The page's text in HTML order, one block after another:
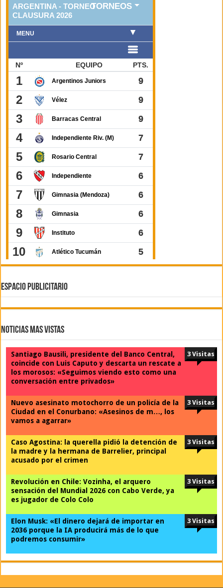
ESPACIO PUBLICITARIO
Noticias Mas Vistas
Santiago Bausili, presidente del Banco Central,
coincide con Luis Caputo y descarta un rescate a
los morosos: «Seguimos viendo esto como una
conversación entre privados»
3 Visitas
Nuevo asesinato motochorro de un policía de la
Ciudad en el Conurbano: «Asesinos de m…, los
vamos a agarrar»
3 Visitas
Caso Agostina: la querella pidió la detención de
la madre y la hermana de Barrelier, principal
acusado por el crimen
3 Visitas
Revolución en Chile: Vozinha, el arquero
sensación del Mundial 2026 con Cabo Verde, ya
es jugador de Colo Colo
3 Visitas
Elon Musk: «El dinero dejará de importar en
2036 porque la IA producirá más de lo que
podremos consumir»
3 Visitas